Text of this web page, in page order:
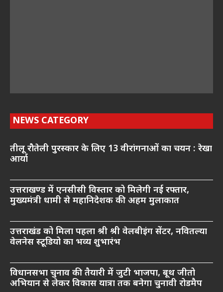
NEWS CATEGORY
तीलू रौतेली पुरस्कार के लिए 13 वीरांगनाओं का चयन : रेखा
आर्या
उत्तराखण्ड में एनसीसी विस्तार को मिलेगी नई रफ्तार,
मुख्यमंत्री धामी से महानिदेशक की अहम मुलाकात
उत्तराखंड को मिला पहला श्री श्री वेलबीइंग सेंटर, नवितल्या
वेलनेस स्टूडियो का भव्य शुभारंभ
विधानसभा चुनाव की तैयारी में जुटी भाजपा, बूथ जीतो
अभियान से लेकर विकास यात्रा तक बनेगा चुनावी रोडमैप